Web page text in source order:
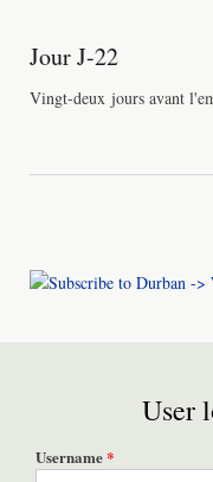
Jour J-22
Vingt-deux jours avant
User
Username*